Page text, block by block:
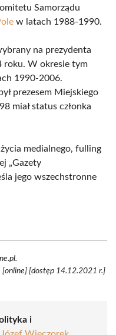
Samorządu
w latach 1988-1990.
na prezydenta
roku. W okresie tym
1990-2006.
prezesem Miejskiego
miał status członka
medialnego, fulling
„Gazety
jego wszechstronne
[online] [dostęp 14.12.2021 r.]
i